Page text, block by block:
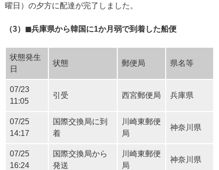
曜日）の夕方に配達が完了しました。
（3）◼︎兵庫県から韓国に1か月弱で到着した船便
状態発生
日
状態 郵便局 県名等
07/23
11:05
引受 西宮郵便局 兵庫県
07/25
14:17
国際交換局に到
着
川崎東郵便
局
神奈川県
07/25
16:24
国際交換局から
発送
川崎東郵便
局
神奈川県